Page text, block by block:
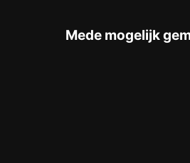
Mede mogelijk